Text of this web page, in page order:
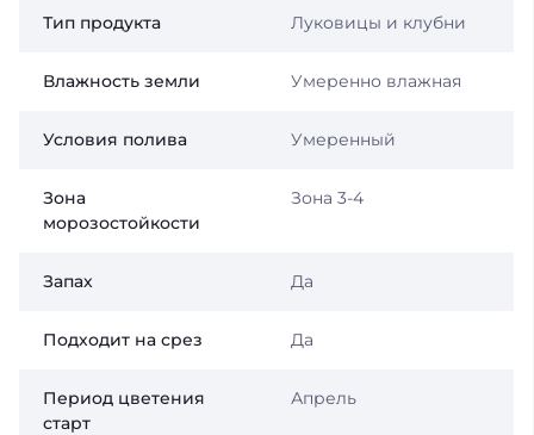
Тип продукта Луковицы и клубни
Влажность земли Умеренно влажная
Условия полива Умеренный
Зона
морозостойкости
Зона 3-4
Запах Да
Подходит на срез Да
Период цветения
старт
Апрель